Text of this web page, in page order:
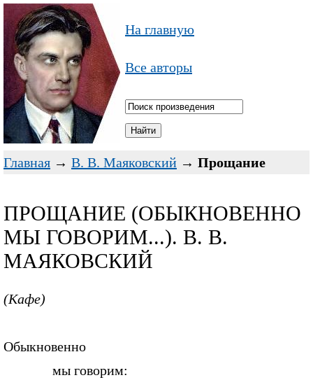
На главную
Все авторы
Главная → В. В. Маяковский → Прощание
ПРОЩАНИЕ (ОБЫКНОВЕННО
МЫ ГОВОРИМ...). В. В.
МАЯКОВСКИЙ
(Кафе)
Обыкновенно
мы говорим: